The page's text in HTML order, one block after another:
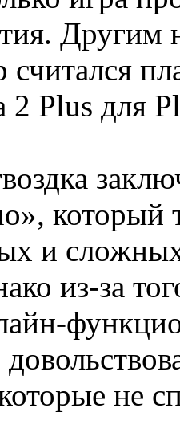
считался
2 Plus для
который
и
из-за
не